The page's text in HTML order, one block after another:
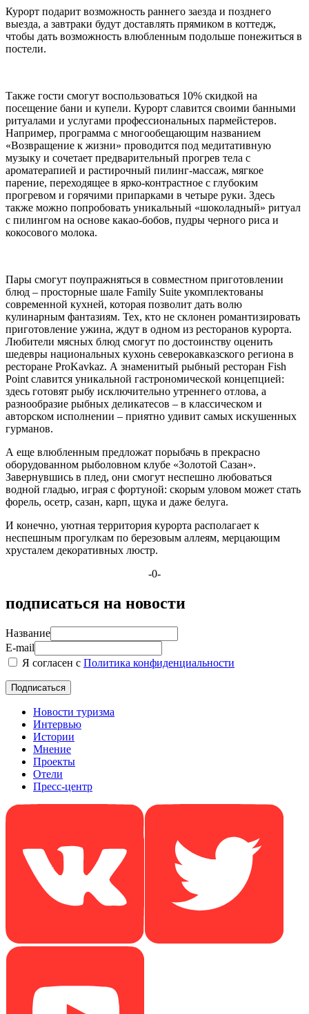
Курорт подарит возможность раннего заезда и позднего
выезда, а завтраки будут доставлять прямиком в коттедж,
чтобы дать возможность влюбленным подольше понежиться в
постели.
Также гости смогут воспользоваться 10% скидкой на
посещение бани и купели. Курорт славится своими банными
ритуалами и услугами профессиональных пармейстеров.
Например, программа с многообещающим названием
«Возвращение к жизни» проводится под медитативную
музыку и сочетает предварительный прогрев тела с
ароматерапией и растирочный пилинг-массаж, мягкое
парение, переходящее в ярко-контрастное с глубоким
прогревом и горячими припарками в четыре руки. Здесь
также можно попробовать уникальный «шоколадный» ритуал
с пилингом на основе какао-бобов, пудры черного риса и
кокосового молока.
Пары смогут поупражняться в совместном приготовлении
блюд – просторные шале Family Suite укомплектованы
современной кухней, которая позволит дать волю
кулинарным фантазиям. Тех, кто не склонен романтизировать
приготовление ужина, ждут в одном из ресторанов курорта.
Любители мясных блюд смогут по достоинству оценить
шедевры национальных кухонь северокавказского региона в
ресторане ProKavkaz. А знаменитый рыбный ресторан Fish
Point славится уникальной гастрономической концепцией:
здесь готовят рыбу исключительно утреннего отлова, а
разнообразие рыбных деликатесов – в классическом и
авторском исполнении – приятно удивит самых искушенных
гурманов.
А еще влюбленным предложат порыбачь в прекрасно
оборудованном рыболовном клубе «Золотой Сазан».
Завернувшись в плед, они смогут неспешно любоваться
водной гладью, играя с фортуной: скорым уловом может стать
форель, осетр, сазан, карп, щука и даже белуга.
И конечно, уютная территория курорта располагает к
неспешным прогулкам по березовым аллеям, мерцающим
хрусталем декоративных люстр.
-0-
подписаться на новости
Название
E-mail
Я согласен с Политика конфиденциальности
Новости туризма
Интервью
Истории
Мнение
Проекты
Отели
Пресс-центр